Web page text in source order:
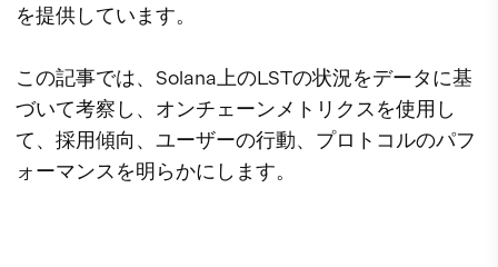
を提供しています。
この記事では、Solana上のLSTの状況をデータに基
づいて考察し、オンチェーンメトリクスを使用し
て、採用傾向、ユーザーの行動、プロトコルのパフ
ォーマンスを明らかにします。